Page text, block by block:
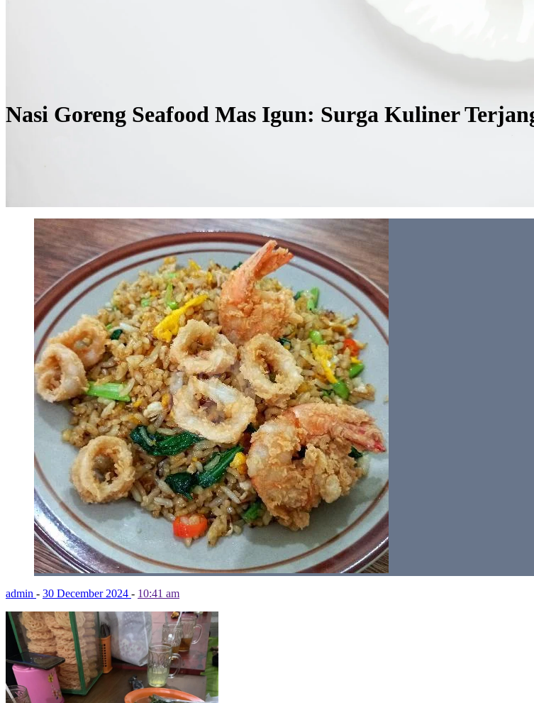
Nasi Goreng Seafood Mas Igun: Surga Kuliner
admin - 30 December 2024 - 10:41 am